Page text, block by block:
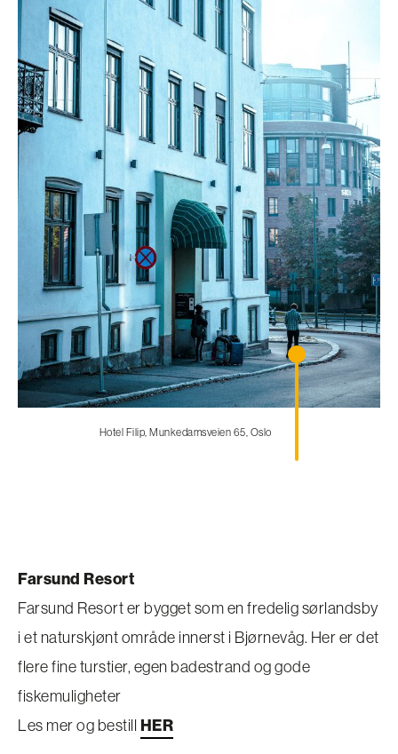
Hotel Filip, Munkedamsveien 65, Oslo
Farsund Resort
Farsund Resort er bygget som en fredelig sørlandsby
i et naturskjønt område innerst i Bjørnevåg. Her er det
flere fine turstier, egen badestrand og gode
fiskemuligheter
Les mer og bestill HER